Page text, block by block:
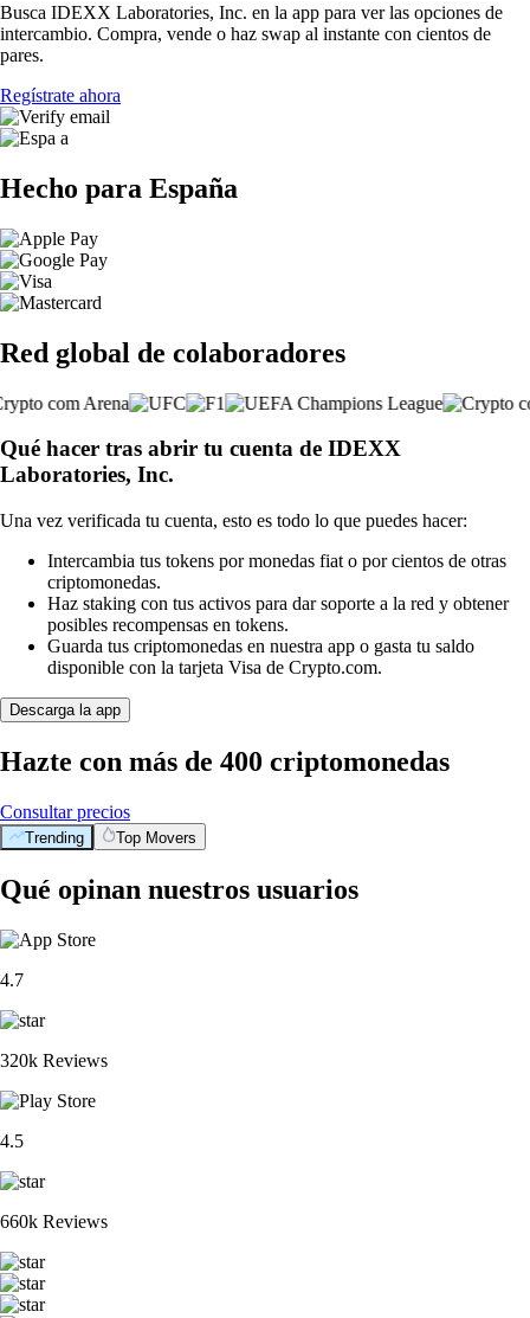
Busca IDEXX Laboratories, Inc. en la app para ver las opciones de
intercambio. Compra, vende o haz swap al instante con cientos de
pares.
Regístrate ahora
Hecho para España
Red global de colaboradores
Qué hacer tras abrir tu cuenta de IDEXX
Laboratories, Inc.
Una vez verificada tu cuenta, esto es todo lo que puedes hacer:
Intercambia tus tokens por monedas fiat o por cientos de otras
criptomonedas.
Haz staking con tus activos para dar soporte a la red y obtener
posibles recompensas en tokens.
Guarda tus criptomonedas en nuestra app o gasta tu saldo
disponible con la tarjeta Visa de Crypto.com.
Descarga la app
Hazte con más de 400 criptomonedas
Consultar precios
Trending Top Movers
Qué opinan nuestros usuarios
4.7
320k Reviews
4.5
660k Reviews